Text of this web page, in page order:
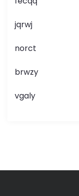
jqrwj
norct
brwzy
vgaly